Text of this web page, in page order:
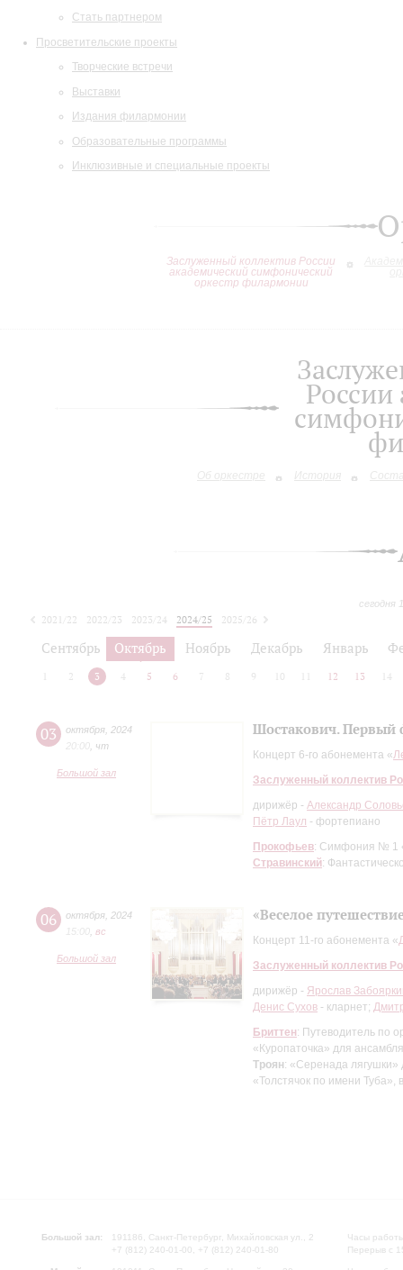
Стать партнером
Просветительские проекты
Творческие встречи
Выставки
Издания филармонии
Образовательные программы
Инклюзивные и специальные проекты
Заслуженный коллектив России
академический симфонический
оркестр филармонии
Об оркестре История
сегодня
2021/22 2022/23 2023/24 2024/25
2025/26
Сентябрь Октябрь Ноябрь Декабрь Январь
2 3 4 5 6 7 8 9 10 12 13 14
03 октября 2024
20:00 чт
Большой зал
Шостакович. Первый
Концерт 6-го абонемента «
Заслуженный коллектив
дирижёр - Александр
Пётр Лаул - фортепиано
Прокофьев: Симфония № 1
Стравинский:
06 октября 2024
15:00 вc
Большой зал
«Веселое
Концерт 11-го абонемента «
Заслуженный коллектив
дирижёр - Ярослав
Денис Сухов - кларнет;
Бриттен: Путеводитель по
«Куропаточка» для
Троян: «Серенада
«Толстячок по имени Туба»,
Большой зал:
191186, Санкт-Петербург, Михайловская ул., 2
+7 (812) 240-01-00, +7 (812) 240-01-80
Часы
Перерыв с